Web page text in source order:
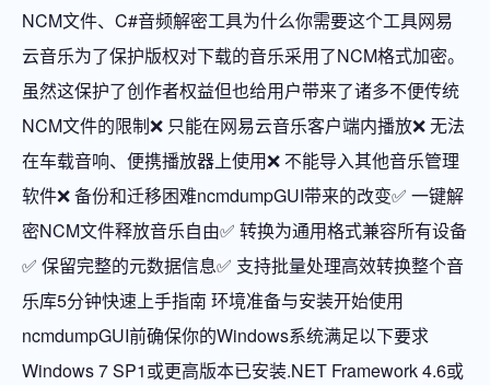
NCM文件、C#音频解密工具为什么你需要这个工具网易
云音乐为了保护版权对下载的音乐采用了NCM格式加密。
虽然这保护了创作者权益但也给用户带来了诸多不便传统
NCM文件的限制❌ 只能在网易云音乐客户端内播放❌ 无法
在车载音响、便携播放器上使用❌ 不能导入其他音乐管理
软件❌ 备份和迁移困难ncmdumpGUI带来的改变✅ 一键解
密NCM文件释放音乐自由✅ 转换为通用格式兼容所有设备
✅ 保留完整的元数据信息✅ 支持批量处理高效转换整个音
乐库5分钟快速上手指南 环境准备与安装开始使用
ncmdumpGUI前确保你的Windows系统满足以下要求
Windows 7 SP1或更高版本已安装.NET Framework 4.6或